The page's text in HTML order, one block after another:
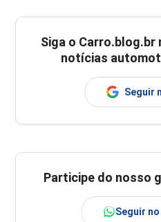
Siga o Carro.blog.br
notícias
Seguir
Participe do nosso
Seguir